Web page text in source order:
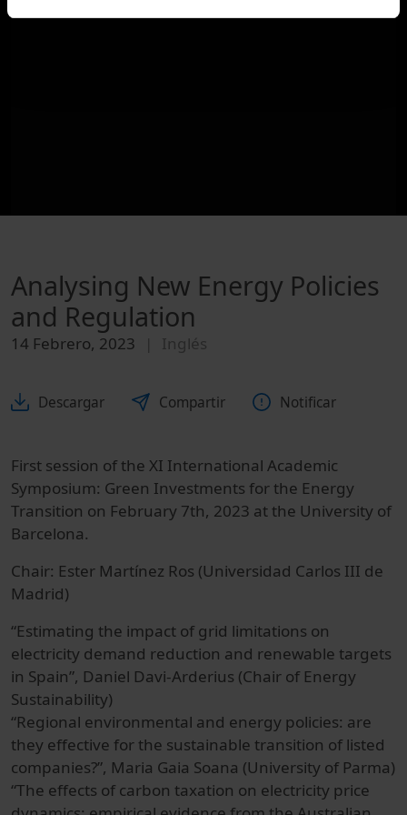
Analysing New Energy Policies
and Regulation
14 Febrero, 2023 Inglés
Descargar Compartir Notificar
First session of the XI International Academic
Symposium: Green Investments for the Energy
Transition on February 7th, 2023 at the University of
Barcelona.
Chair: Ester Martínez Ros (Universidad Carlos III de
Madrid)
“Estimating the impact of grid limitations on
electricity demand reduction and renewable targets
in Spain”, Daniel Davi-Arderius (Chair of Energy
Sustainability)
“Regional environmental and energy policies: are
they effective for the sustainable transition of listed
companies?”, Maria Gaia Soana (University of Parma)
“The effects of carbon taxation on electricity price